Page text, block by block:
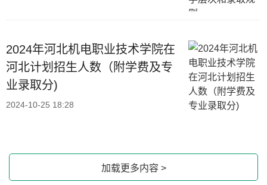
2024年河北机电职业技术学院在
河北计划招生人数（附学费及专
业录取分)
2024-10-25 18:28
加载更多内容 >